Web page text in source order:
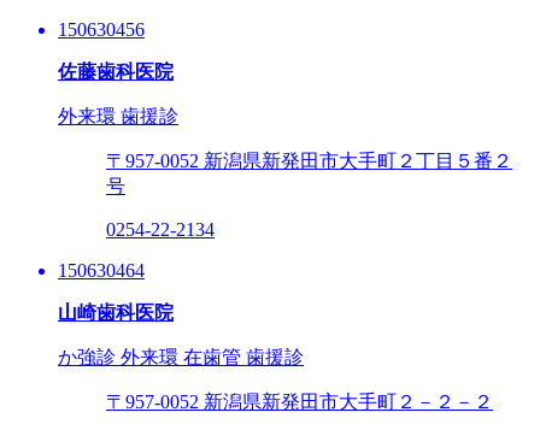
150630456
佐藤歯科医院
外来環 歯援診
〒957-0052 新潟県新発田市大手町２丁目５番２
号
0254-22-2134
150630464
山崎歯科医院
か強診 外来環 在歯管 歯援診
〒957-0052 新潟県新発田市大手町２－２－２